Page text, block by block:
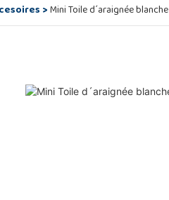
>Mini Toile d´araignée blanche